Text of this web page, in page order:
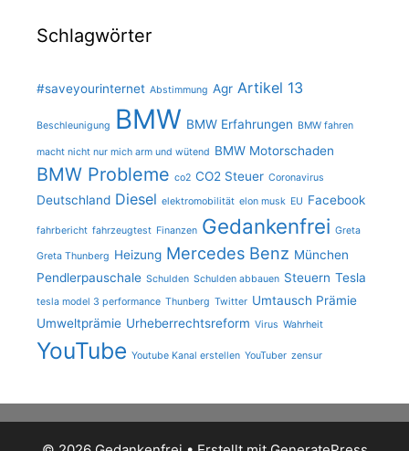
Schlagwörter
#saveyourinternet Abstimmung Agr Artikel 13
Beschleunigung BMW BMW Erfahrungen BMW fahren
macht nicht nur mich arm und wütend BMW Motorschaden
BMW Probleme co2 CO2 Steuer Coronavirus
Deutschland Diesel elektromobilität elon musk EU Facebook
fahrbericht fahrzeugtest Finanzen Gedankenfrei Greta
Greta Thunberg Heizung Mercedes Benz München
Pendlerpauschale Schulden Schulden abbauen Steuern Tesla
tesla model 3 performance Thunberg Twitter Umtausch Prämie
Umweltprämie Urheberrechtsreform Virus Wahrheit
YouTube Youtube Kanal erstellen YouTuber zensur